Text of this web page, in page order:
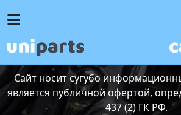
Сайт носит сугубо
является публичной офертой,
437 (2) ГК РФ.